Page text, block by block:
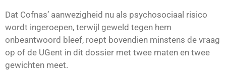
Dat Cofnas’ aanwezigheid nu als psychosociaal risico
wordt ingeroepen, terwijl geweld tegen hem
onbeantwoord bleef, roept bovendien minstens de vraag
op of de UGent in dit dossier met twee maten en twee
gewichten meet.